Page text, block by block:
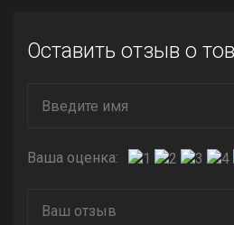
Оставить отзыв о
Ваша оценка: